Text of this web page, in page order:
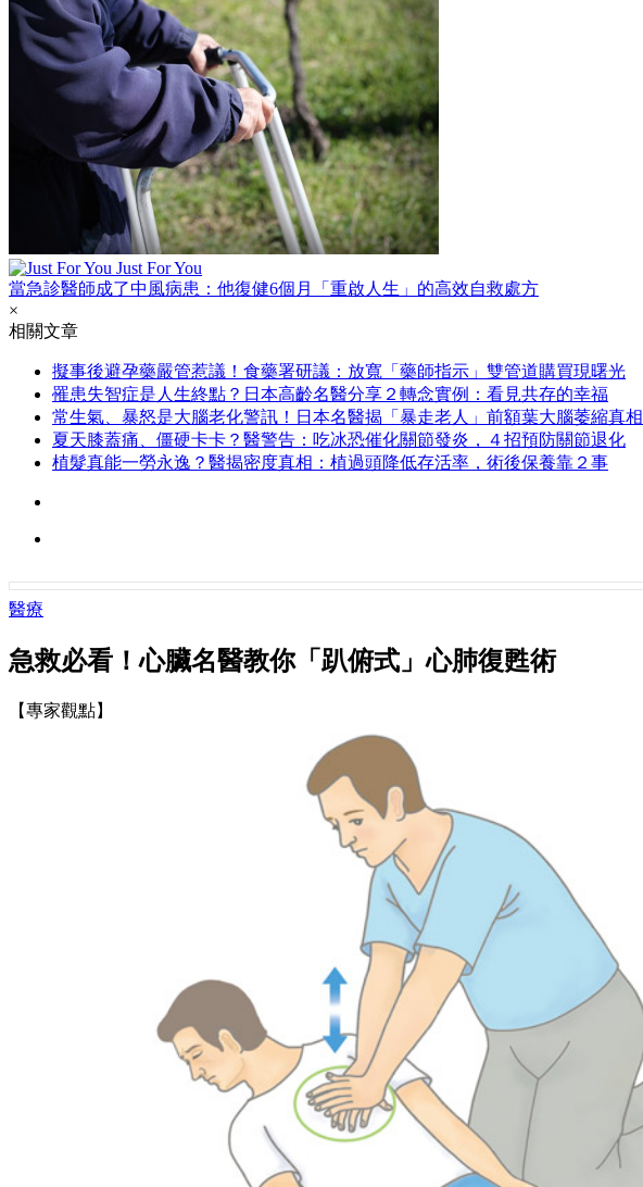
Just For You
當急診醫師成了中風病患：他復健6個月「重啟人生」的高效自救處方
×
相關文章
擬事後避孕藥嚴管惹議！食藥署研議：放寬「藥師指示」雙管道購買現曙光
罹患失智症是人生終點？日本高齡名醫分享２轉念實例：看見共存的幸福
常生氣、暴怒是大腦老化警訊！日本名醫揭「暴走老人」前額葉大腦萎縮真相
夏天膝蓋痛、僵硬卡卡？醫警告：吃冰恐催化關節發炎，４招預防關節退化
植髮真能一勞永逸？醫揭密度真相：植過頭降低存活率，術後保養靠２事
醫療
急救必看！心臟名醫教你「趴俯式」心肺復甦術
【專家觀點】